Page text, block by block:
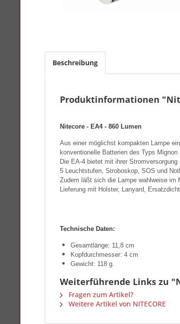
Beschreibung
Produktinformationen
Nitecore - EA4 - 860 Lumen
Aus einer möglichst kompakten Lampe
konventionelle Batterien des Typs
Die EA-4 bietet mit ihrer
5 Leuchtstufen, Stroboskop, SOS und
Zudem läßt sich die Lampe wahlweise im
Lieferung mit Holster, Lanyard,
Technische Daten:
Gesamtlänge: 11,8 cm
Kopfdurchmesser: 4 cm
Gewicht: 118 g.
Weiterführende Links zu
Fragen zum Artikel?
Weitere Artikel von NITECORE